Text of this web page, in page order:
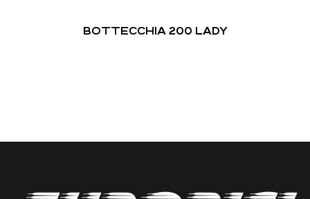
BOTTECCHIA 200 LADY